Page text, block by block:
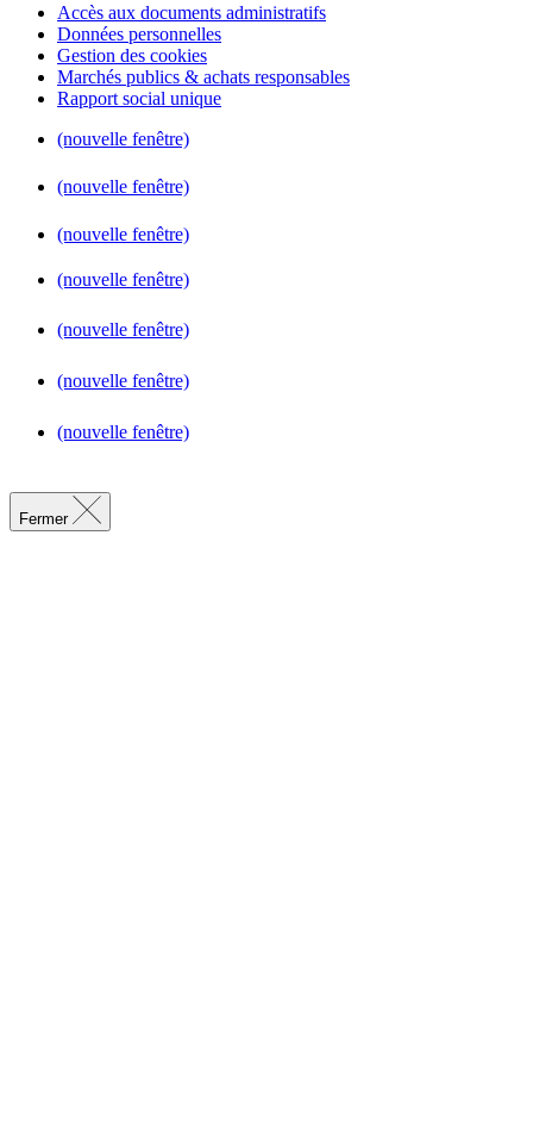
Accès aux documents administratifs
Données personnelles
Gestion des cookies
Marchés publics & achats responsables
Rapport social unique
(nouvelle fenêtre)
(nouvelle fenêtre)
(nouvelle fenêtre)
(nouvelle fenêtre)
(nouvelle fenêtre)
(nouvelle fenêtre)
(nouvelle fenêtre)
Fermer